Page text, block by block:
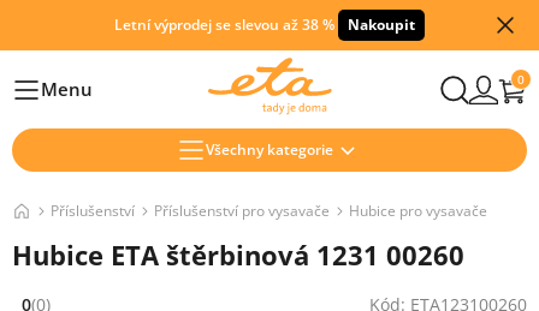
Letní výprodej se slevou až 38 % Nakoupit
HlavníMenu 0
Všechny kategorie
Příslušenství Příslušenství pro vysavače Hubice pro vysavače
Hubice ETA štěrbinová 1231 00260
0(0) Kód: ETA123100260